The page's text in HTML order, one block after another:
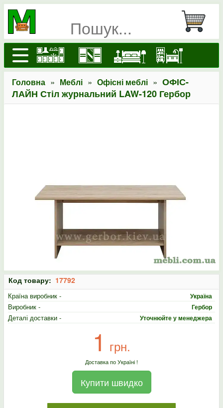
Головна » Меблі » Офісні меблі » ОФІС-
ЛАЙН Стіл журнальний LAW-120 Гербор
Код товару: 17792
Країна виробник - Україна
Виробник - Гербор
Деталі доставки - Уточнюйте у менеджера
1 грн.
Доставка по Україні !
Купити швидко